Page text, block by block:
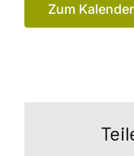
Zum